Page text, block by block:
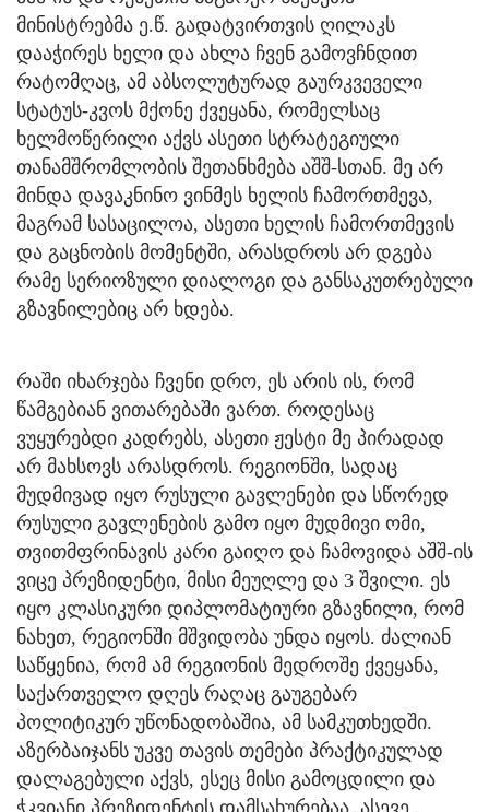
მინისტრებმა ე.წ. გადატვირთვის ღილაკს
დააჭირეს ხელი და ახლა ჩვენ გამოვჩნდით
რატომღაც, ამ აბსოლუტურად გაურკვეველი
სტატუს-კვოს მქონე ქვეყანა, რომელსაც
ხელმოწერილი აქვს ასეთი სტრატეგიული
თანამშრომლობის შეთანხმება აშშ-სთან. მე არ
მინდა დავაკნინო ვინმეს ხელის ჩამორთმევა,
მაგრამ სასაცილოა, ასეთი ხელის ჩამორთმევის
და გაცნობის მომენტში, არასდროს არ დგება
რამე სერიოზული დიალოგი და განსაკუთრებული
გზავნილებიც არ ხდება.
რაში იხარჯება ჩვენი დრო, ეს არის ის, რომ
წამგებიან ვითარებაში ვართ. როდესაც
ვუყურებდი კადრებს, ასეთი ჟესტი მე პირადად
არ მახსოვს არასდროს. რეგიონში, სადაც
მუდმივად იყო რუსული გავლენები და სწორედ
რუსული გავლენების გამო იყო მუდმივი ომი,
თვითმფრინავის კარი გაიღო და ჩამოვიდა აშშ-ის
ვიცე პრეზიდენტი, მისი მეუღლე და 3 შვილი. ეს
იყო კლასიკური დიპლომატიური გზავნილი, რომ
ნახეთ, რეგიონში მშვიდობა უნდა იყოს. ძალიან
საწყენია, რომ ამ რეგიონის მედროშე ქვეყანა,
საქართველო დღეს რაღაც გაუგებარ
პოლიტიკურ უწონადობაშია, ამ სამკუთხედში.
აზერბაიჯანს უკვე თავის თემები პრაქტიკულად
დალაგებული აქვს, ესეც მისი გამოცდილი და